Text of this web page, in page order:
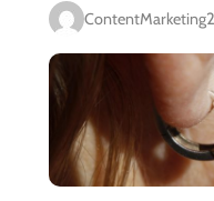
ContentMarketing